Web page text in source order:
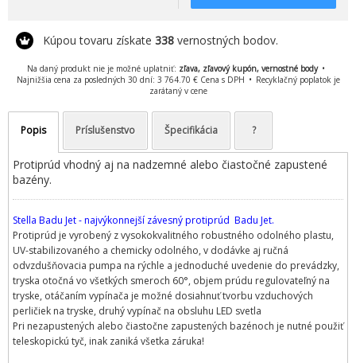
Kúpou tovaru získate 338 vernostných bodov.
Na daný produkt nie je možné uplatniť: zľava, zľavový kupón, vernostné body
Najnižšia cena za posledných 30 dní: 3 764.70 € Cena s DPH
Recyklačný poplatok je
zarátaný v cene
Popis Príslušenstvo Špecifikácia ?
Protiprúd vhodný aj na nadzemné alebo čiastočné zapustené
bazény.
Stella Badu Jet - najvýkonnejší závesný protiprúd Badu Jet.
Protiprúd je vyrobený z vysokokvalitného robustného odolného plastu,
UV-stabilizovaného a chemicky odolného, v dodávke aj ručná
odvzdušňovacia pumpa na rýchle a jednoduché uvedenie do prevádzky,
tryska otočná vo všetkých smeroch 60°, objem prúdu regulovateľný na
tryske, otáčaním vypínača je možné dosiahnuť tvorbu vzduchových
perličiek na tryske, druhý vypínač na obsluhu LED svetla
Pri nezapustených alebo čiastočne zapustených bazénoch je nutné použiť
teleskopickú tyč, inak zaniká všetka záruka!